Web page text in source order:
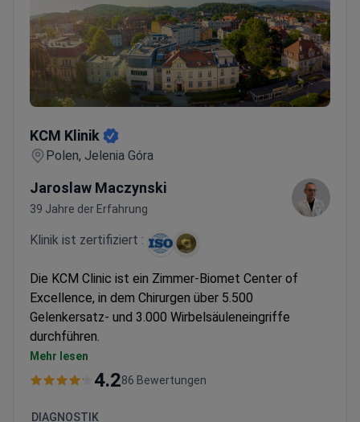
KCM Klinik
Polen, Jelenia Góra
Jaroslaw Maczynski
39 Jahre der Erfahrung
Klinik ist zertifiziert :
Die KCM Clinic ist ein Zimmer-Biomet Center of
Excellence, in dem Chirurgen über 5.500
Gelenkersatz- und 3.000 Wirbelsäuleneingriffe
durchführen.
Spezialisiert auf minimalinvasive Techniken für
Knie-, Hüft- und Wirbelsäulenoperationen
DePuy Synthes für Gelenkersatz
Mehr lesen
4.286 Bewertungen
DIAGNOSTIK